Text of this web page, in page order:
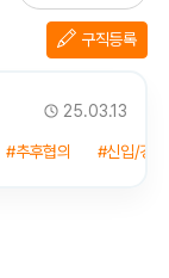
구직등록
25.03.13
#추후협의 #신입/경력